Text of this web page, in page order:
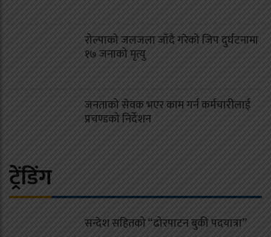
रोल्पाको जलजला जाँदै गरेको जिप दुर्घटनामा
१७ जनाको मृत्यु
जनताको सेवक भएर काम गर्न कर्मचारीलाई
प्रचण्डको निर्देशन
ट्रेंडिंग
सन्देश सहितको “ढोरपाटन बुकी पदयात्रा”